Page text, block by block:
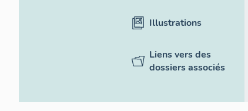
Illustrations
Liens vers des
dossiers associés